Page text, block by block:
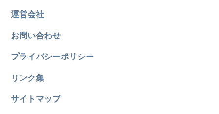
運営会社
お問い合わせ
プライバシーポリシー
リンク集
サイトマップ